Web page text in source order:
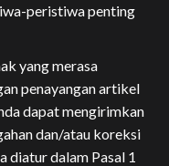
peristiwa penting
yang merasa
penayangan artikel
dapat mengirimkan
dan/atau koreksi
diatur dalam Pasal 1